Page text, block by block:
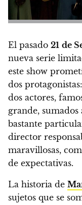
El pasado 21 de
nueva serie
este show
dos protagonistas:
dos actores,
grande, sumados
bastante
director
maravillosas,
de expectativas.
La historia de
sujetos que se